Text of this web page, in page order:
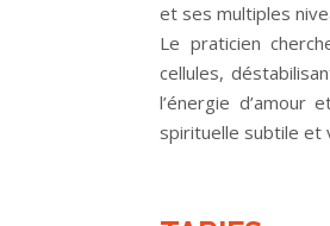
et ses multiples
Le praticien
cellules,
l’énergie
spirituelle subtile et